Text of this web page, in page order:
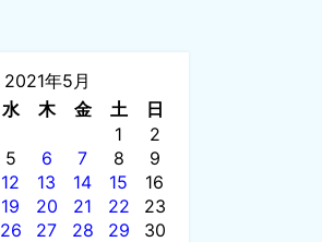
2021年5月
水 木 金 土
日
1
2
5 6 7 8
9
12 13 14 15
16
19 20 21 22
23
26 27 28 29
30